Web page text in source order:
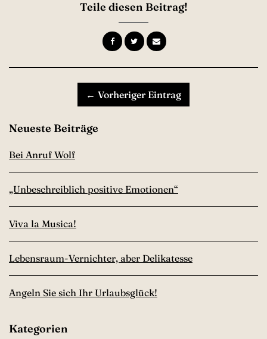
Teile diesen Beitrag!
← Vorheriger Eintrag
Neueste Beiträge
Bei Anruf Wolf
„Unbeschreiblich positive Emotionen“
Viva la Musica!
Lebensraum-Vernichter, aber Delikatesse
Angeln Sie sich Ihr Urlaubsglück!
Kategorien